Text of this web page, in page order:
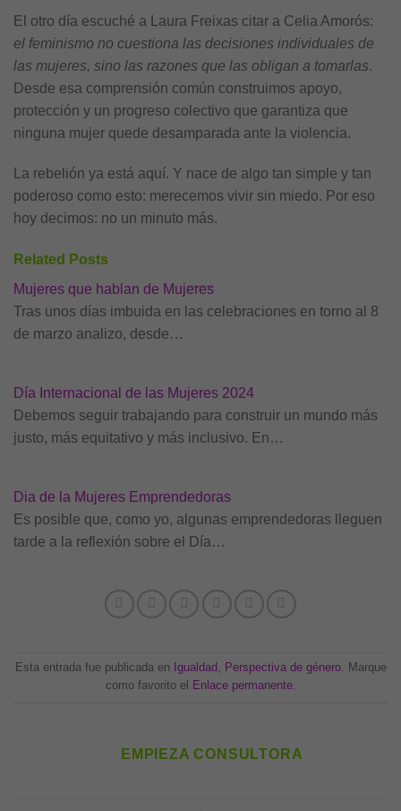
El otro día escuché a Laura Freixas citar a Celia Amorós:
el feminismo no cuestiona las decisiones individuales de
las mujeres, sino las razones que las obligan a tomarlas.
Desde esa comprensión común construimos apoyo,
protección y un progreso colectivo que garantiza que
ninguna mujer quede desamparada ante la violencia.
La rebelión ya está aquí. Y nace de algo tan simple y tan
poderoso como esto: merecemos vivir sin miedo. Por eso
hoy decimos: no un minuto más.
Related Posts
Mujeres que hablan de Mujeres
Tras unos días imbuida en las celebraciones en torno al 8
de marzo analizo, desde…
Día Internacional de las Mujeres 2024
Debemos seguir trabajando para construir un mundo más
justo, más equitativo y más inclusivo. En…
Dia de la Mujeres Emprendedoras
Es posible que, como yo, algunas emprendedoras lleguen
tarde a la reflexión sobre el Día…
Esta entrada fue publicada en Igualdad , Perspectiva de género. Marque
como favorito el Enlace permanente.
EMPIEZA CONSULTORA